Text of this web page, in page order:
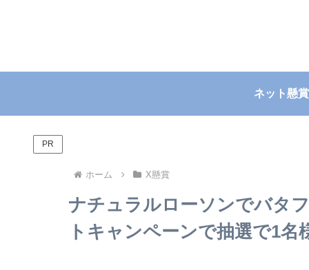
ネット懸賞
PR
ホーム X懸賞
ナチュラルローソンでバタ
トキャンペーンで抽選で1名